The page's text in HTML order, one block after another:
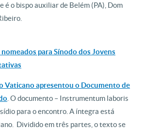
é o bispo auxiliar de Belém (PA), Dom
para Sínodo dos Jovens
Vaticano apresentou o Documento de
. O documento – Instrumentum laboris
para o encontro. A íntegra está
Dividido em três partes, o texto se